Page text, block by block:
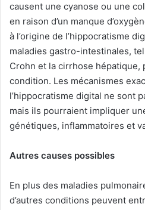
causent une cyanose ou une
en raison d’un manque
à l’origine de l’hippocratisme
maladies gastro-intestinales,
Crohn et la cirrhose
condition. Les mécanismes
l’hippocratisme digital ne sont
mais ils pourraient impliquer
génétiques, inflammatoires et
Autres causes possibles
En plus des maladies
d’autres conditions peuvent